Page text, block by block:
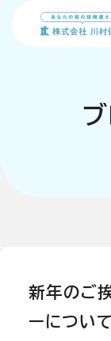
地域貢
方針
ブ
新年のご
ーについて